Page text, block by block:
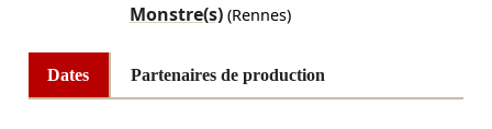
Monstre(s)(Rennes)
Dates Partenaires de production